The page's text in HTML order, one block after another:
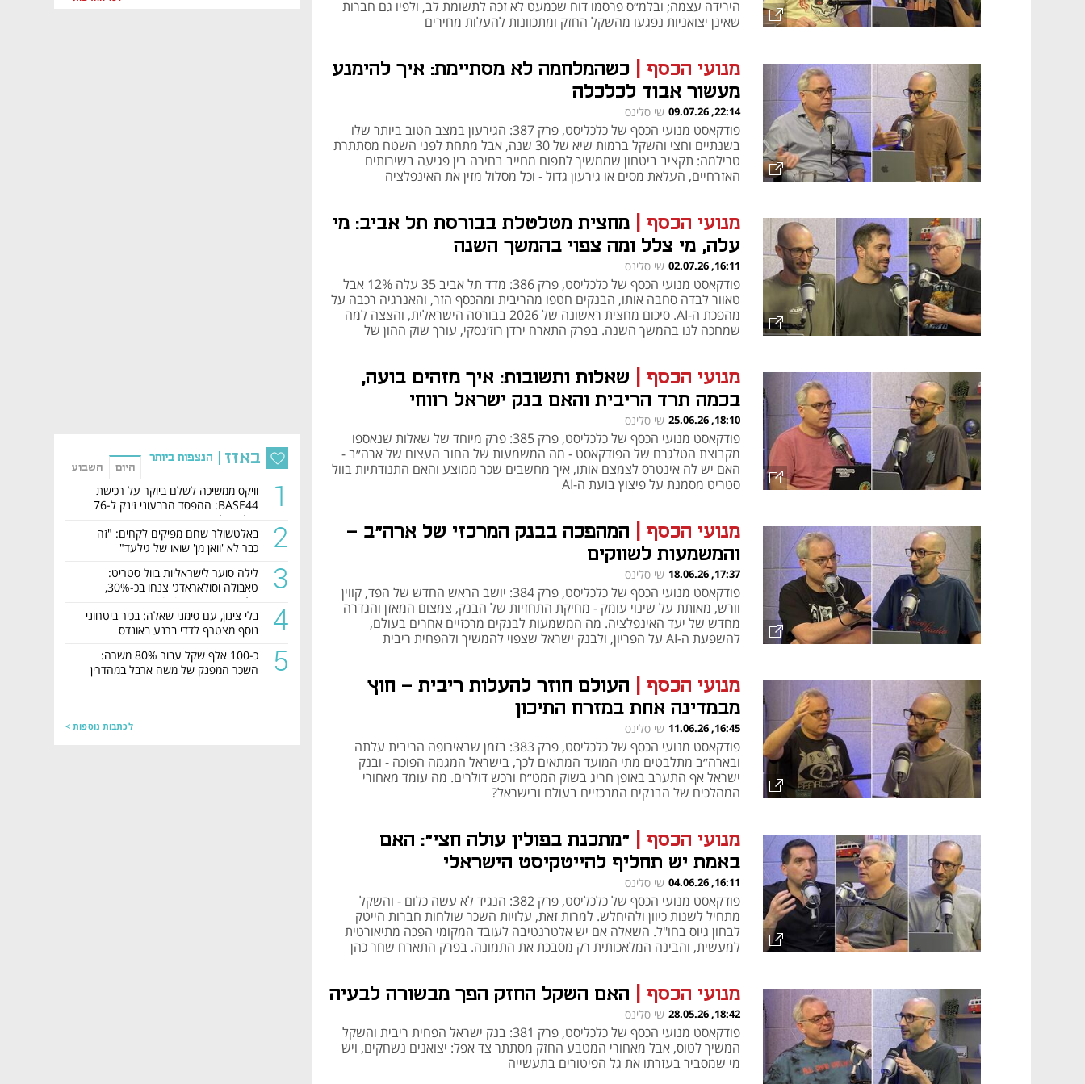
באזז הנצפות ביותר
היום השבוע
1
וויקס ממשיכה לשלם ביוקר על רכישת
BASE44: ההפסד הרבעוני זינק ל-76
מיליון דולר
2
באלטשולר שחם מפיקים לקחים: "זה
כבר לא 'וואן מן' שואו של גילעד"
3
לילה סוער לישראליות בוול סטריט:
טאבולה וסולאראדג' צנחו בכ-30%,
קלטורה זינקה ב-35%
4
בלי צינון, עם סימני שאלה: בכיר ביטחוני
נוסף מצטרף לדדי ברנע באונדס
5
כ-100 אלף שקל עבור 80% משרה:
השכר המפנק של משה ארבל במהדרין
לכתבות נוספות >
הירידה עצמה; ובלמ״ס פרסמו דוח שכמעט לא זכה לתשומת לב, ולפיו גם חברות
שאינן יצואניות נפגעו מהשקל החזק ומתכוונות להעלות מחירים
מנועי הכסף
כשהמלחמה לא מסתיימת: איך להימנע
מעשור אבוד לכלכלה
22:14, 09.07.26 שי סלינס
פודקאסט מנועי הכסף של כלכליסט, פרק 387: הגירעון במצב הטוב ביותר שלו
בשנתיים וחצי והשקל ברמות שיא של 30 שנה, אבל מתחת לפני השטח מסתתרת
טרילמה: תקציב ביטחון שממשיך לתפוח מחייב בחירה בין פגיעה בשירותים
האזרחיים, העלאת מסים או גירעון גדול - וכל מסלול מזין את האינפלציה
מנועי הכסף
מחצית מטלטלת בבורסת תל אביב: מי
עלה, מי צלל ומה צפוי בהמשך השנה
16:11, 02.07.26 שי סלינס
פודקאסט מנועי הכסף של כלכליסט, פרק 386: מדד תל אביב 35 עלה 12% אבל
טאוור לבדה סחבה אותו, הבנקים חטפו מהריבית ומהכסף הזר, והאנרגיה רכבה על
מהפכת ה-AI. סיכום מחצית ראשונה של 2026 בבורסה הישראלית, והצצה למה
שמחכה לנו בהמשך השנה. בפרק התארח ירדן רוז׳נסקי, עורך שוק ההון של
מנועי הכסף
שאלות ותשובות: איך מזהים בועה,
בכמה תרד הריבית והאם בנק ישראל רווחי
18:10, 25.06.26 שי סלינס
פודקאסט מנועי הכסף של כלכליסט, פרק 385: פרק מיוחד של שאלות שנאספו
מקבוצת הטלגרם של הפודקאסט - מה המשמעות של החוב העצום של ארה״ב -
האם יש לה אינטרס לצמצם אותו, איך מחשבים שכר ממוצע והאם התנודתיות בוול
סטריט מסמנת על פיצוץ בועת ה-AI
מנועי הכסף
המהפכה בבנק המרכזי של ארה״ב -
והמשמעות לשווקים
17:37, 18.06.26 שי סלינס
פודקאסט מנועי הכסף של כלכליסט, פרק 384: יושב הראש החדש של הפד, קווין
וורש, מאותת על שינוי עומק - מחיקת התחזיות של הבנק, צמצום המאזן והגדרה
מחדש של יעד האינפלציה. מה המשמעות לבנקים מרכזיים אחרים בעולם,
להשפעת ה-AI על הפריון, ולבנק ישראל שצפוי להמשיך ולהפחית ריבית
מנועי הכסף
העולם חוזר להעלות ריבית - חוץ
מבמדינה אחת במזרח התיכון
16:45, 11.06.26 שי סלינס
פודקאסט מנועי הכסף של כלכליסט, פרק 383: בזמן שבאירופה הריבית עלתה
ובארה״ב מתלבטים מתי המועד המתאים לכך, בישראל המגמה הפוכה - ובנק
ישראל אף התערב באופן חריג בשוק המט״ח ורכש דולרים. מה עומד מאחורי
המהלכים של הבנקים המרכזיים בעולם ובישראל?
מנועי הכסף
״מתכנת בפולין עולה חצי״: האם
באמת יש תחליף להייטקיסט הישראלי
16:11, 04.06.26 שי סלינס
פודקאסט מנועי הכסף של כלכליסט, פרק 382: הנגיד לא עשה כלום - והשקל
מתחיל לשנות כיוון ולהיחלש. למרות זאת, עלויות השכר שולחות חברות הייטק
לבחון גיוס בחו"ל. השאלה אם יש אלטרנטיבה לעובד המקומי הפכה מתיאורטית
למעשית, והבינה המלאכותית רק מסבכת את התמונה. בפרק התארח שחר כהן
מנועי הכסף האם השקל החזק הפך מבשורה לבעיה
18:42, 28.05.26 שי סלינס
פודקאסט מנועי הכסף של כלכליסט, פרק 381: בנק ישראל הפחית ריבית והשקל
המשיך לטוס, אבל מאחורי המטבע החזק מסתתר צד אפל: יצואנים נשחקים, ויש
מי שמסביר בעזרתו את גל הפיטורים בתעשייה